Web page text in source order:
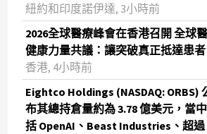
紐約和印度諾伊達, 3小時前
2026全球醫療峰會在香港召開 全球
健康力量共議：讓突破真正抵達患者
香港, 4小時前
Eightco Holdings (NASDAQ: ORBS)
布其總持倉量約為 3.78 億美元，當
括 OpenAI、Beast Industries、超過